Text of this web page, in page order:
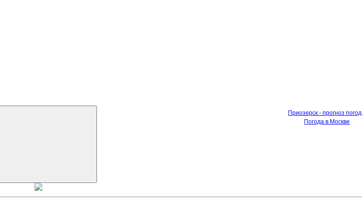
Приозерск - прогноз
Погода в Москве
Искать